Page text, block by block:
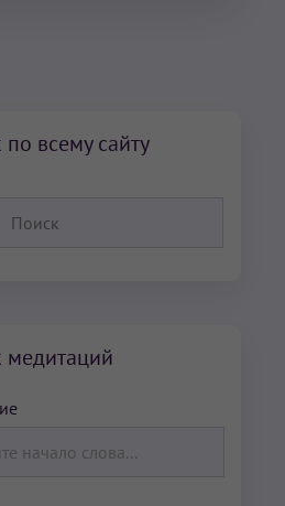
всему сайту
медитаций